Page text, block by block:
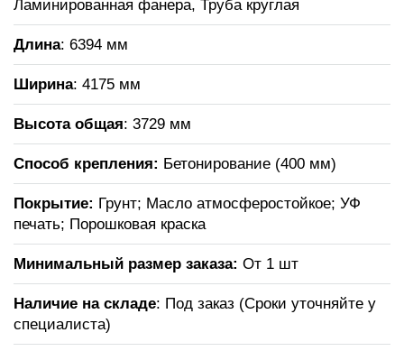
Ламинированная фанера, Труба круглая
Длина: 6394 мм
Ширина: 4175 мм
Высота общая: 3729 мм
Способ крепления: Бетонирование (400 мм)
Покрытие: Грунт; Масло атмосферостойкое; УФ
печать; Порошковая краска
Минимальный размер заказа: От 1 шт
Наличие на складе: Под заказ (Сроки уточняйте у
специалиста)